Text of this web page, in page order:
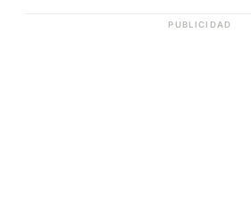
PUBLICIDAD